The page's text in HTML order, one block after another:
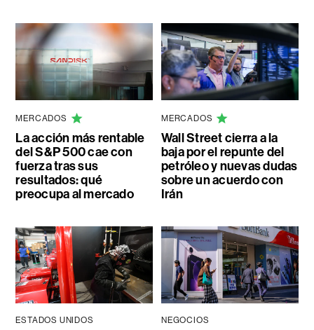
MERCADOS
La acción más rentable
del S&P 500 cae con
fuerza tras sus
resultados: qué
preocupa al mercado
MERCADOS
Wall Street cierra a la
baja por el repunte del
petróleo y nuevas dudas
sobre un acuerdo con
Irán
ESTADOS UNIDOS NEGOCIOS